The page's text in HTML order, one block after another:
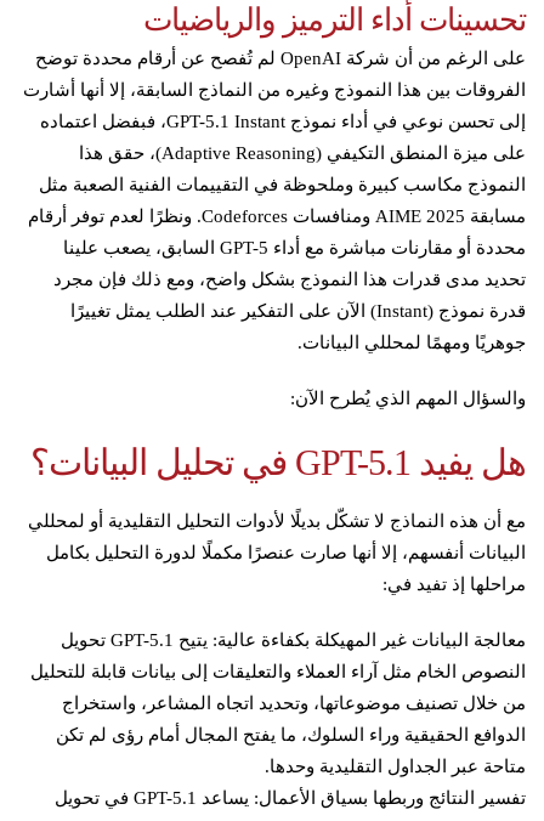
تحسينات أداء الترميز والرياضيات
على الرغم من أن شركة OpenAI لم تُفصح عن أرقام محددة توضح
الفروقات بين هذا النموذج وغيره من النماذج السابقة، إلا أنها أشارت
إلى تحسن نوعي في أداء نموذج GPT-5.1 Instant، فبفضل اعتماده
على ميزة المنطق التكيفي (Adaptive Reasoning)، حقق هذا
النموذج مكاسب كبيرة وملحوظة في التقييمات الفنية الصعبة مثل
مسابقة AIME 2025 ومنافسات Codeforces. ونظرًا لعدم توفر أرقام
محددة أو مقارنات مباشرة مع أداء GPT-5 السابق، يصعب علينا
تحديد مدى قدرات هذا النموذج بشكل واضح، ومع ذلك فإن مجرد
قدرة نموذج (Instant) الآن على التفكير عند الطلب يمثل تغييرًا
جوهريًا ومهمًا لمحللي البيانات.
والسؤال المهم الذي يُطرح الآن:
هل يفيد GPT-5.1 في تحليل البيانات؟
مع أن هذه النماذج لا تشكّل بديلًا لأدوات التحليل التقليدية أو لمحللي
البيانات أنفسهم، إلا أنها صارت عنصرًا مكملًا لدورة التحليل بكامل
مراحلها إذ تفيد في:
معالجة البيانات غير المهيكلة بكفاءة عالية: يتيح GPT-5.1 تحويل
النصوص الخام مثل آراء العملاء والتعليقات إلى بيانات قابلة للتحليل
من خلال تصنيف موضوعاتها، وتحديد اتجاه المشاعر، واستخراج
الدوافع الحقيقية وراء السلوك، ما يفتح المجال أمام رؤى لم تكن
متاحة عبر الجداول التقليدية وحدها.
تفسير النتائج وربطها بسياق الأعمال: يساعد GPT-5.1 في تحويل